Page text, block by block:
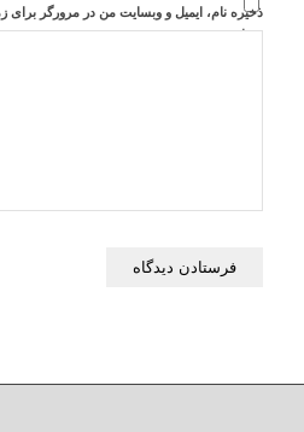
ذخیره نام، ایمیل و وبسایت من در مرورگر برای
می‌نویسم.